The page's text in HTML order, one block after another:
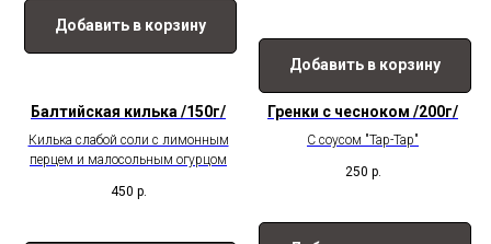
Добавить в корзину
Добавить в корзину
Балтийская килька /150г/
Килька слабой соли с лимонным
перцем и малосольным огурцом
450 р.
Гренки с чесноком /200г/
С соусом "Тар-Тар"
250 р.